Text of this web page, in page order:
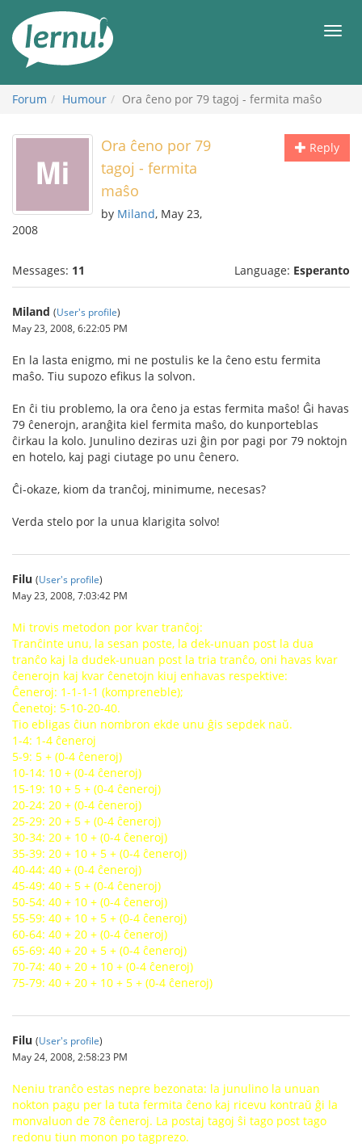
the
content
Forum Humour Ora ĉeno por 79 tagoj - fermita maŝo
Reply
Ora ĉeno por 79
tagoj - fermita
maŝo
by Miland, May 23,
2008
Messages: 11 Language: Esperanto
Miland (User's profile)
May 23, 2008, 6:22:05 PM
En la lasta enigmo, mi ne postulis ke la ĉeno estu fermita
maŝo. Tiu supozo efikus la solvon.
En ĉi tiu problemo, la ora ĉeno ja estas fermita maŝo! Ĝi havas
79 ĉenerojn, aranĝita kiel fermita maŝo, do kunporteblas
ĉirkau la kolo. Junulino deziras uzi ĝin por pagi por 79 noktojn
en hotelo, kaj pagi ciutage po unu ĉenero.
Ĉi-okaze, kiom da tranĉoj, minimume, necesas?
Verda stelo por la unua klarigita solvo!
Filu (User's profile)
May 23, 2008, 7:03:42 PM
Mi trovis metodon por kvar tranĉoj:
Tranĉinte unu, la sesan poste, la dek-unuan post la dua
tranĉo kaj la dudek-unuan post la tria tranĉo, oni havas kvar
ĉenerojn kaj kvar ĉenetojn kiuj enhavas respektive:
Ĉeneroj: 1-1-1-1 (kompreneble);
Ĉenetoj: 5-10-20-40.
Tio ebligas ĉiun nombron ekde unu ĝis sepdek naŭ.
1-4: 1-4 ĉeneroj
5-9: 5 + (0-4 ĉeneroj)
10-14: 10 + (0-4 ĉeneroj)
15-19: 10 + 5 + (0-4 ĉeneroj)
20-24: 20 + (0-4 ĉeneroj)
25-29: 20 + 5 + (0-4 ĉeneroj)
30-34: 20 + 10 + (0-4 ĉeneroj)
35-39: 20 + 10 + 5 + (0-4 ĉeneroj)
40-44: 40 + (0-4 ĉeneroj)
45-49: 40 + 5 + (0-4 ĉeneroj)
50-54: 40 + 10 + (0-4 ĉeneroj)
55-59: 40 + 10 + 5 + (0-4 ĉeneroj)
60-64: 40 + 20 + (0-4 ĉeneroj)
65-69: 40 + 20 + 5 + (0-4 ĉeneroj)
70-74: 40 + 20 + 10 + (0-4 ĉeneroj)
75-79: 40 + 20 + 10 + 5 + (0-4 ĉeneroj)
Filu (User's profile)
May 24, 2008, 2:58:23 PM
Neniu tranĉo estas nepre bezonata: la junulino la unuan
nokton pagu per la tuta fermita ĉeno kaj ricevu kontraŭ ĝi la
monvaluon de 78 ĉeneroj. La postaj tagoj ŝi tago post tago
redonu tiun monon po tagprezo.